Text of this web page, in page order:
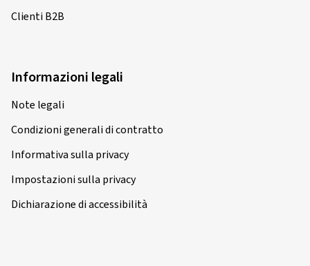
Clienti B2B
Informazioni legali
Note legali
Condizioni generali di contratto
Informativa sulla privacy
Impostazioni sulla privacy
Dichiarazione di accessibilità